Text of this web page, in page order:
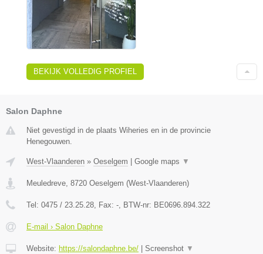
BEKIJK VOLLEDIG PROFIEL
Salon Daphne
Niet gevestigd in de plaats Wiheries en in de provincie
Henegouwen.
West-Vlaanderen » Oeselgem Google maps ▼
Meuledreve, 8720 Oeselgem (West-Vlaanderen)
Tel: 0475 / 23.25.28, Fax: -, BTW-nr: BE0696.894.322
E-mail › Salon Daphne
Website: https://salondaphne.be/ Screenshot ▼